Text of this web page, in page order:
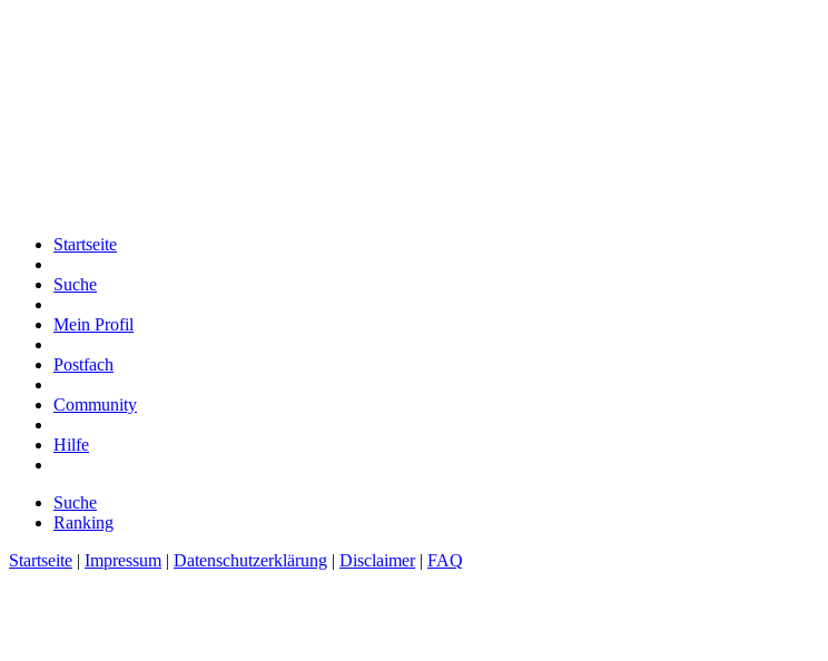
Startseite
Suche
Mein Profil
Postfach
Community
Hilfe
Suche
Ranking
Startseite | Impressum | Datenschutzerklärung | Disclaimer| FAQ